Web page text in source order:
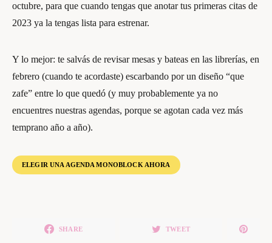
octubre, para que cuando tengas que anotar tus primeras citas de
2023 ya la tengas lista para estrenar.
Y lo mejor: te salvás de revisar mesas y bateas en las librerías, en
febrero (cuando te acordaste) escarbando por un diseño “que
zafe” entre lo que quedó (y muy probablemente ya no
encuentres nuestras agendas, porque se agotan cada vez más
temprano año a año).
ELEGIR UNA AGENDA MONOBLOCK AHORA
SHARE TWEET